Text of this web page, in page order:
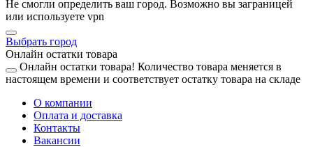
Не смогли определить ваш город. Возможно вы заграницей
или используете vpn
Выбрать город
Онлайн остатки товара
Онлайн остатки товара! Количество товара меняется в
настоящем времени и соответствует остатку товара на складе
О компании
Оплата и доставка
Контакты
Вакансии